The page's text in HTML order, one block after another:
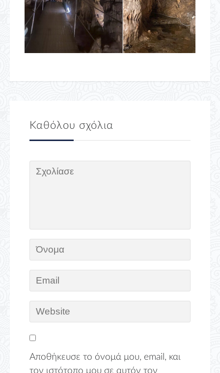
Καθόλου σχόλια
Αποθήκευσε το όνομά μου, email, και
τον ιστότοπο μου σε αυτόν τον